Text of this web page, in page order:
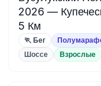
2026 —
5 Км
🏃 Бег
Шоссе Взрослые